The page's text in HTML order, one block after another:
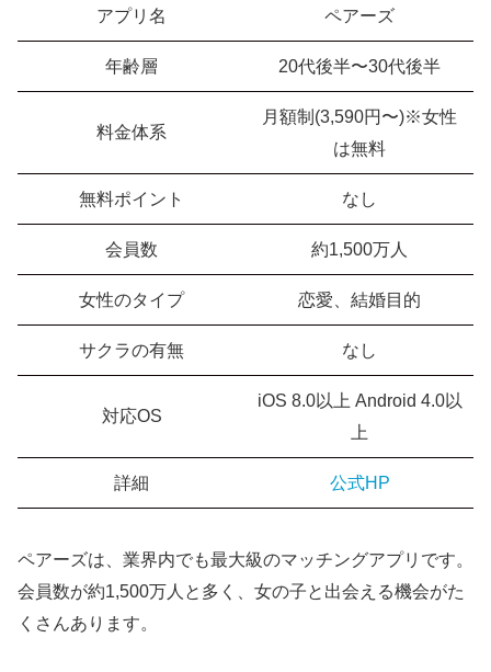
アプリ名 ペアーズ
年齢層 20代後半〜30代後半
料金体系
月額制(3,590円〜)※女性
は無料
無料ポイント なし
会員数 約1,500万人
女性のタイプ 恋愛、結婚目的
サクラの有無 なし
対応OS
iOS 8.0以上 Android 4.0以
上
詳細 公式HP
ペアーズは、業界内でも最大級のマッチングアプリです。
会員数が約1,500万人と多く、女の子と出会える機会がた
くさんあります。